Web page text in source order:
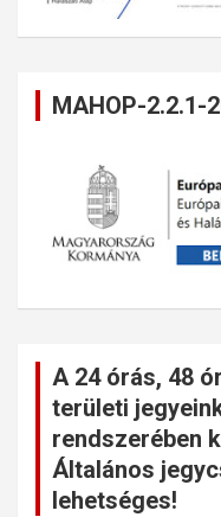
MAHOP-2.2.1-
A 24 órás, 48
területi
rendszerében
Általános
lehetséges!